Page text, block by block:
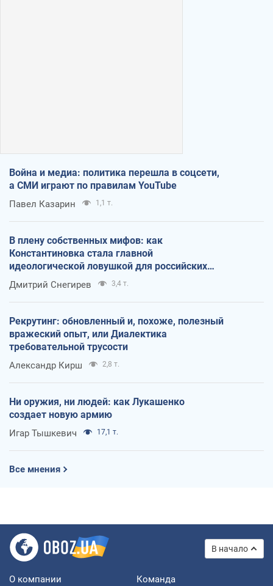
Война и медиа: политика перешла в соцсети,
а СМИ играют по правилам YouTube
Павел Казарин 1,1 т.
В плену собственных мифов: как
Константиновка стала главной
идеологической ловушкой для российских
оккупантов
Дмитрий Снегирев 3,4 т.
Рекрутинг: обновленный и, похоже, полезный
вражеский опыт, или Диалектика
требовательной трусости
Александр Кирш 2,8 т.
Ни оружия, ни людей: как Лукашенко
создает новую армию
Игар Тышкевич 17,1 т.
Все мнения
В начало
О компании Команда